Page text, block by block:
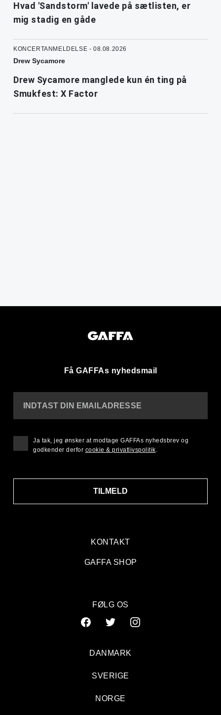
Hvad 'Sandstorm' lavede på sætlisten, er
mig stadig en gåde
KONCERTANMELDELSE - 08.08.2026
Drew Sycamore
Drew Sycamore manglede kun én ting på
Smukfest: X Factor
Få GAFFAs nyhedsmail
KONTAKT
GAFFA SHOP
INDTAST DIN EMAILADRESSE
TILMELD
Ja tak, jeg ønsker at modtage GAFFAs nyhedsbrev og
godkender derfor cookie & privatlivspolitik.
FØLG OS
DANMARK
SVERIGE
NORGE